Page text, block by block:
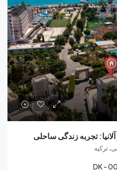
زندگی ساحلی